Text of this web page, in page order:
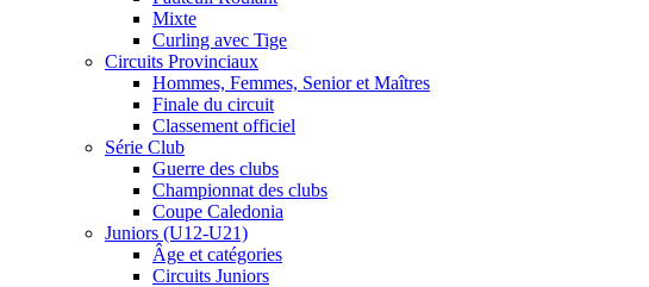
Mixte
Curling avec Tige
Circuits Provinciaux
Hommes, Femmes, Senior et Maîtres
Finale du circuit
Classement officiel
Série Club
Guerre des clubs
Championnat des clubs
Coupe Caledonia
Juniors (U12-U21)
Âge et catégories
Circuits Juniors